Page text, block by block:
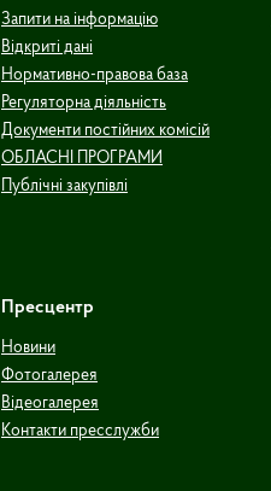
Запити на інформацію
Відкриті дані
Нормативно-правова база
Регуляторна діяльність
Документи постійних комісій
ОБЛАСНІ ПРОГРАМИ
Публічні закупівлі
Пресцентр
Новини
Фотогалерея
Відеогалерея
Контакти пресслужби